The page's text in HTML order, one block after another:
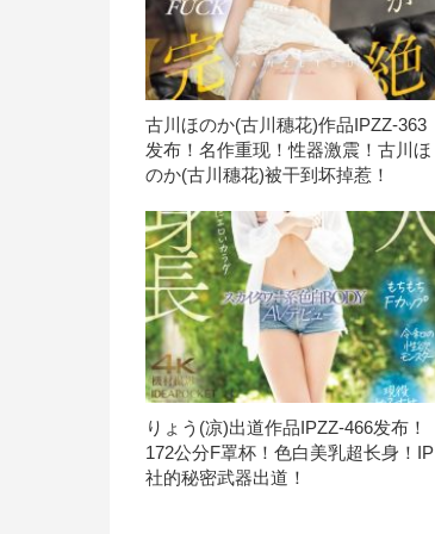
古川ほのか(古川穗花)作品IPZZ-363
发布！名作重现！性器激震！古川ほ
のか(古川穗花)被干到坏掉惹！
りょう(凉)出道作品IPZZ-466发布！
172公分F罩杯！色白美乳超长身！IP
社的秘密武器出道！